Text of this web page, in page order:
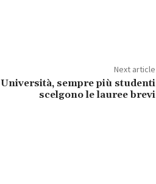
Next article
Università, sempre più studenti
scelgono le lauree brevi